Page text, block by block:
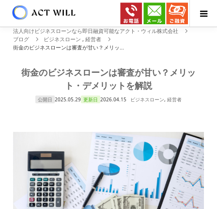
法人向けビジネスローンなら即日融資可能なアクト・ウィル株式会社
ブログ
ビジネスローン ,経営者
街金のビジネスローンは審査が甘い？メリッ...
街金のビジネスローンは審査が甘い？メリッ
ト・デメリットを解説
公開日 2025.05.29 更新日 2026.04.15 ビジネスローン, 経営者